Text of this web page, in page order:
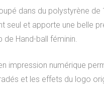
dans du polystyrène de
seul et apporte une belle
de Hand-ball féminin.
impression numérique
et les effets du logo